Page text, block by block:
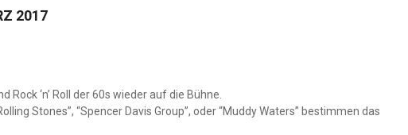
2017
Rock ‘n’ Roll der 60s wieder auf die Bühne.
Stones”, “Spencer Davis Group”, oder “Muddy Waters” bestimmen das